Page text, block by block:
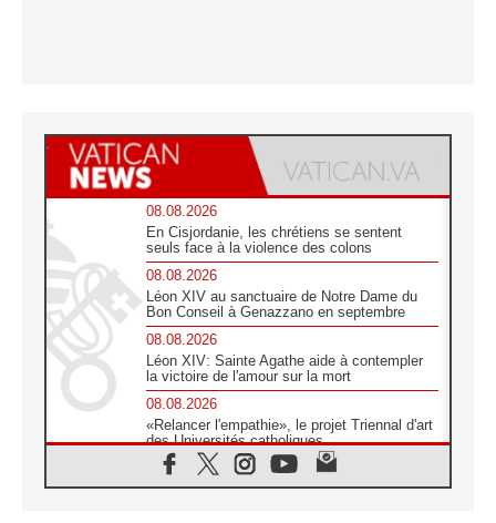
08.08.2026
En Cisjordanie, les chrétiens se sentent
seuls face à la violence des colons
08.08.2026
Léon XIV au sanctuaire de Notre Dame du
Bon Conseil à Genazzano en septembre
08.08.2026
Léon XIV: Sainte Agathe aide à contempler
la victoire de l'amour sur la mort
08.08.2026
«Relancer l'empathie», le projet Triennal d'art
des Universités catholiques
08.08.2026
Signis 2026, donner la parole aux religieuses